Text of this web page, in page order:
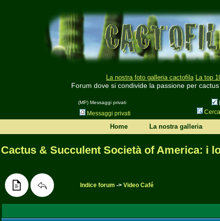
La nostra foto galleria cactofila La top
Forum dove si condivide la passione per
(MP) Messaggi privati
Messaggi privati
Cerca
Home La nostra galleria
Cactus & Succulent Società of America: i
Indice forum -> Video Café